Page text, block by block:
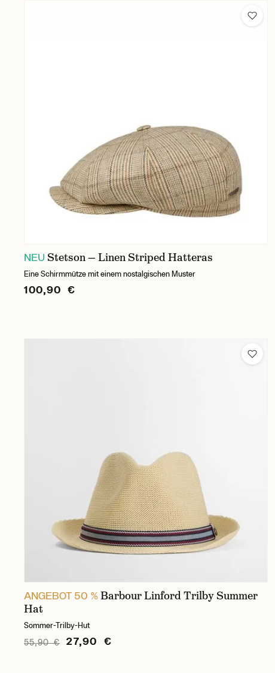
NEU Stetson — Linen Striped Hatteras
Eine Schirmmütze mit einem nostalgischen Muster
100,90 €
ANGEBOT 50 %Barbour Linford Trilby Summer
Hat
Sommer-Trilby-Hut
55,90 € 27,90 €